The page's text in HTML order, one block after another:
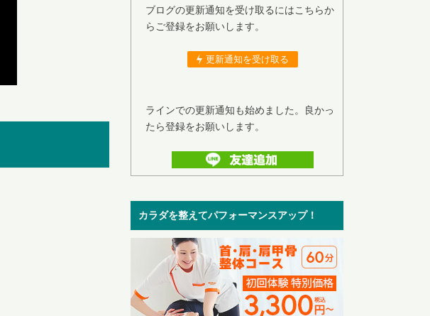
ブログの更新通知を受け取るにはこちらか
らご登録をお願いします。
更新通知を受け取る
ラインでの更新通知も始めました。良かっ
たら登録をお願いします。
カラダを整えてパフォーマンスアップ！